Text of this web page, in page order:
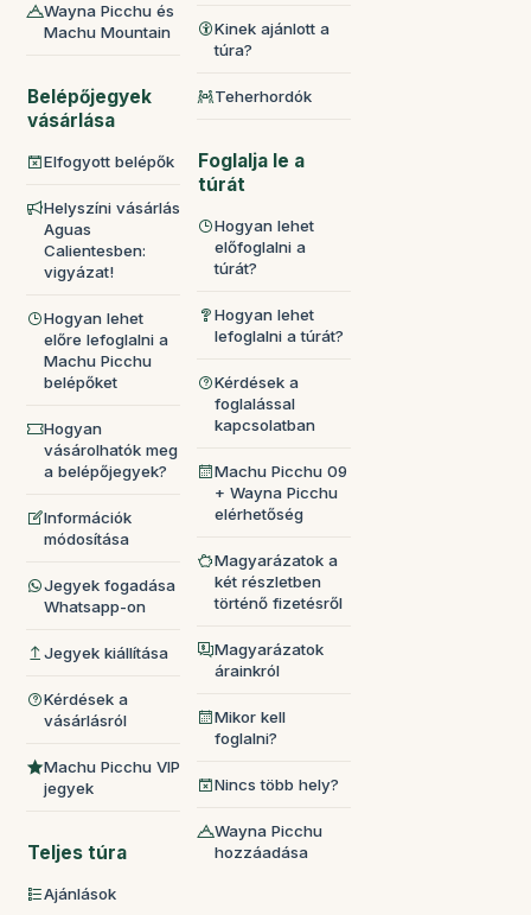
Wayna Picchu és
Machu Mountain
Belépőjegyek
vásárlása
Elfogyott belépők
Helyszíni vásárlás
Aguas
Calientesben:
vigyázat!
Hogyan lehet
előre lefoglalni a
Machu Picchu
belépőket
Hogyan
vásárolhatók meg
a belépőjegyek?
Információk
módosítása
Jegyek fogadása
Whatsapp-on
Jegyek kiállítása
Kérdések a
vásárlásról
Machu Picchu VIP
jegyek
Teljes túra
Ajánlások
Kinek ajánlott a
túra?
Teherhordók
Foglalja le a
túrát
Hogyan lehet
előfoglalni a
túrát?
Hogyan lehet
lefoglalni a túrát?
Kérdések a
foglalással
kapcsolatban
Machu Picchu 09
+ Wayna Picchu
elérhetőség
Magyarázatok a
két részletben
történő fizetésről
Magyarázatok
árainkról
Mikor kell
foglalni?
Nincs több hely?
Wayna Picchu
hozzáadása